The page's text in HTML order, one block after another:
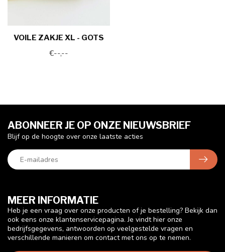
VOILE ZAKJE XL - GOTS
€--,--
MEER INFORMATIE
Heb je een vraag over onze producten of je bestelling? Bekijk dan
ook eens onze klantenservicepagina. Je vindt hier onze
bedrijfsgegevens, antwoorden op veelgestelde vragen en
verschillende manieren om contact met ons op te nemen.
ABONNEER JE OP ONZE NIEUWSBRIEF
Blijf op de hoogte over onze laatste acties